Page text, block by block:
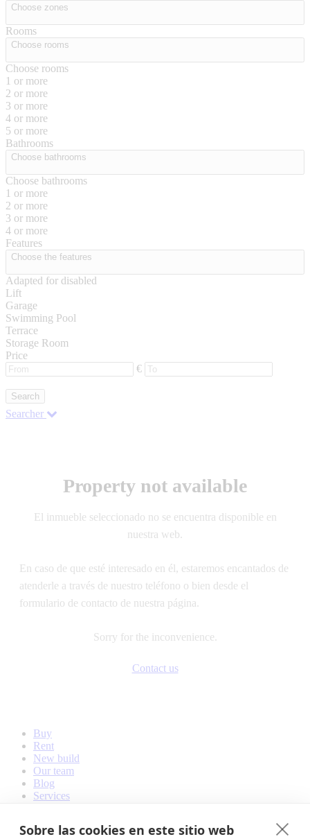
Sobre las cookies en este sitio web
Choose zones
Rooms
Choose rooms
Choose rooms
1 or more
2 or more
3 or more
4 or more
5 or more
Bathrooms
Choose bathrooms
Choose bathrooms
1 or more
2 or more
3 or more
4 or more
Features
Choose the features
Adapted for disabled
Lift
Garage
Swimming Pool
Terrace
Storage Room
Price
€
Search
Searcher
Property not available
El inmueble seleccionado no se encuentra disponible en
nuestra web.
En caso de que esté interesado en él, estaremos encantados de
atenderle a través de nuestro teléfono o bien desde el
formulario de contacto de nuestra página.
Sorry for the inconvenience.
Contact us
Buy
Rent
New build
Our team
Blog
Services